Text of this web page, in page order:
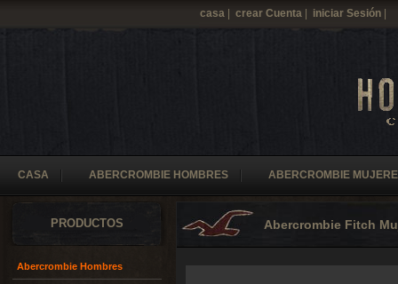
casa crear Cuenta iniciar Sesión
CASA ABERCROMBIE HOMBRES ABERCROMBIE
PRODUCTOS
Abercrombie Hombres
Abercrombie Fitch